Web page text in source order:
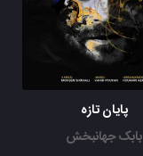
پایان تازه
بابک جهانبخش